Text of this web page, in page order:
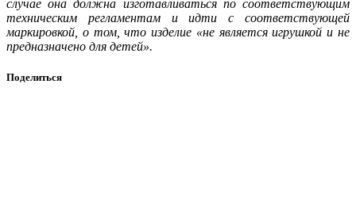
случае она должна изготавливаться по соответствующим
техническим регламентам и идти с соответствующей
маркировкой, о том, что изделие «не является игрушкой и не
предназначено для детей».
Поделиться